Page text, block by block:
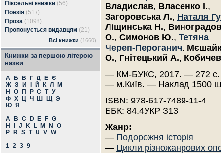
Піксельні книжки (56)
Поезія (517)
Проза (1098)
Пропонується видавцям (21)
Всі книжки (1660)
Книжки за першою літерою
назви
А Б В Г Д Е Є
Ж З И Й К Л
М
Н
О П Р С Т У
Ф Х Ц Ч Ш Щ Э
Ю Я
A
B C D E F G
H
J K L M N
O
P
R S T U V W
1 2 3 9
Владислав, Власенко І.,
Загоровська Л., Наталя
Ліщинська Н., Виноградов
О., Симонов Ю., Тетяна
Череп-Пероганич,
О., Гнітецький А.,
— КМ-БУКС, 2017. — 272 с. —
— м.Київ. — Наклад 1500
ISBN: 978-617-7489-11-4
ББК: 84.4УКР З13
Жанр:
— Подорожня історія
— Цикли різножанрових